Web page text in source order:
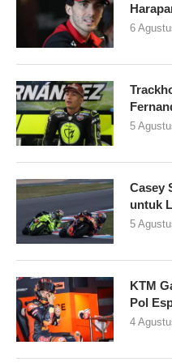
6
5
Casey
untuk
5
KTM
Pol
4